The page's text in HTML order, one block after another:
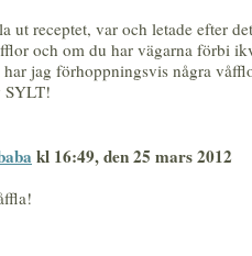
ut receptet, var och letade efter
och om du har vägarna förbi
jag förhoppningsvis några
SYLT!
kl 16:49, den 25 mars 2012